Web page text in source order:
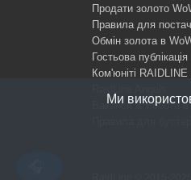
Продати золото
Правила для
Обмін золота в
Гостьова публікація
Ком'юніті
Вакансії & Робота
Ми